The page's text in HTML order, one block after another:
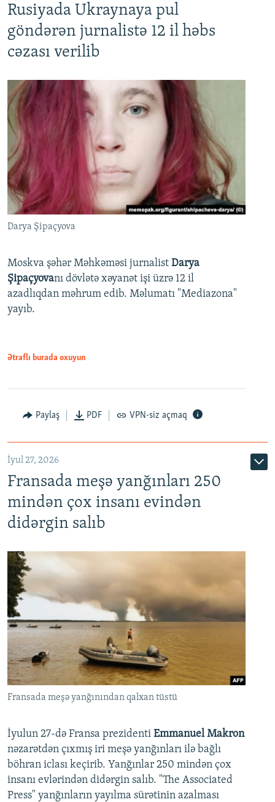
Rusiyada Ukraynaya pul
göndərən jurnalistə 12 il həbs
cəzası verilib
Darya Şipaçyova
Moskva şəhər Məhkəməsi jurnalist Darya
Şipaçyovanı dövlətə xəyanət işi üzrə 12 il
azadlıqdan məhrum edib. Məlumatı "Mediazona"
yayıb.
Ətraflı burada oxuyun
Paylaş PDF VPN-siz açmaq
İyul 27, 2026
Fransada meşə yanğınları 250
mindən çox insanı evindən
didərgin salıb
Fransada meşə yanğınından qalxan tüstü
İyulun 27-də Fransa prezidenti Emmanuel Makron
nəzarətdən çıxmış iri meşə yanğınları ilə bağlı
böhran iclası keçirib. Yanğınlar 250 mindən çox
insanı evlərindən didərgin salıb. "The Associated
Press" yanğınların yayılma sürətinin azalması